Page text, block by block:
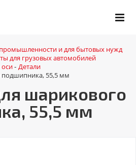
и для бытовых нужд
для грузовых автомобилей
- Детали
подшипника, 55,5 мм
шарикового
55,5 мм